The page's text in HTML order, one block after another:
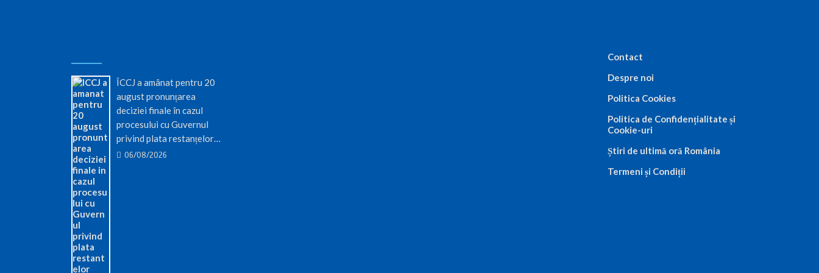
ÎCCJ a amânat pentru 20
august pronunțarea
deciziei finale în cazul
procesului cu Guvernul
privind plata restanțelor…
06/08/2026
Contact
Despre noi
Politica Cookies
Politica de Confidențialitate și
Cookie-uri
Știri de ultimă oră România
Termeni și Condiții